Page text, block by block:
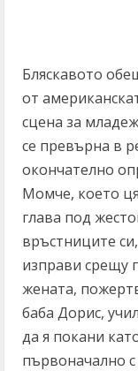
Бляскавото
от
сцена за
се превърна в
окончателно
Момче, което
глава под
връстниците
изправи срещу
жената,
баба Дорис,
да я покани
първоначално